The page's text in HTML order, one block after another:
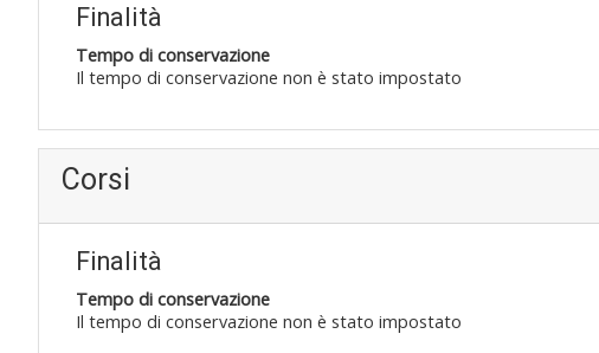
Finalità
Tempo di conservazione
Il tempo di conservazione non è stato impostato
Corsi
Finalità
Tempo di conservazione
Il tempo di conservazione non è stato impostato